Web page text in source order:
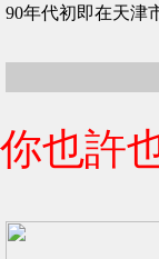
90年代初即在天津
你也許